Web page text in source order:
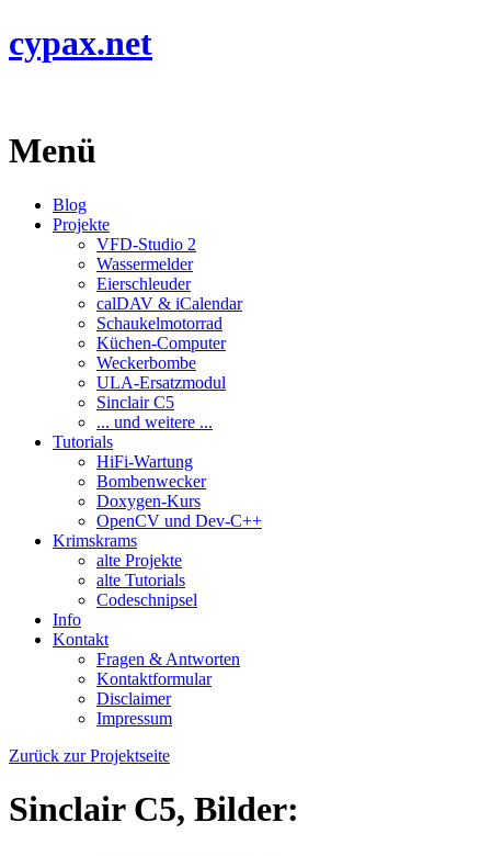
cypax.net
Menü
Blog
Projekte
VFD-Studio 2
Wassermelder
Eierschleuder
calDAV & iCalendar
Schaukelmotorrad
Küchen-Computer
Weckerbombe
ULA-Ersatzmodul
Sinclair C5
... und weitere ...
Tutorials
HiFi-Wartung
Bombenwecker
Doxygen-Kurs
OpenCV und Dev-C++
Krimskrams
alte Projekte
alte Tutorials
Codeschnipsel
Info
Kontakt
Fragen & Antworten
Kontaktformular
Disclaimer
Impressum
Zurück zur Projektseite
Sinclair C5, Bilder: